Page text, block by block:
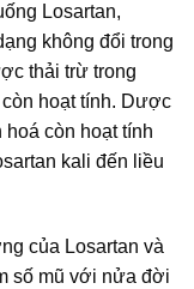
Losartan,
không đổi trong
thải trừ trong
hoạt tính. Dược
hoá còn hoạt tính
kali đến liều
của Losartan và
số mũ với nửa đời